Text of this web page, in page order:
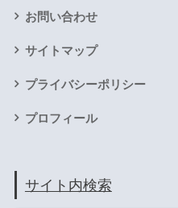
お問い合わせ
サイトマップ
プライバシーポリシー
プロフィール
サイト内検索